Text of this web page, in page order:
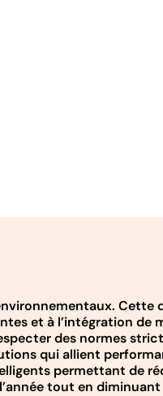
et à l’intégration de
des normes
qui allient
permettant de
tout en